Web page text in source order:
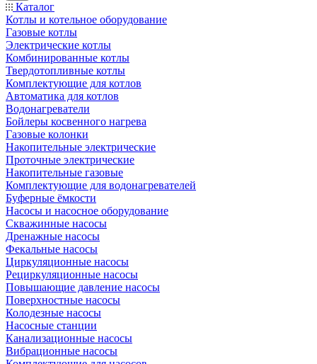
Каталог
Котлы и котельное оборудование
Газовые котлы
Электрические котлы
Комбинированные котлы
Твердотопливные котлы
Комплектующие для котлов
Автоматика для котлов
Водонагреватели
Бойлеры косвенного нагрева
Газовые колонки
Накопительные электрические
Проточные электрические
Накопительные газовые
Комплектующие для водонагревателей
Буферные ёмкости
Насосы и насосное оборудование
Скважинные насосы
Дренажные насосы
Фекальные насосы
Циркуляционные насосы
Рециркуляционные насосы
Повышающие давление насосы
Поверхностные насосы
Колодезные насосы
Насосные станции
Канализационные насосы
Вибрационные насосы